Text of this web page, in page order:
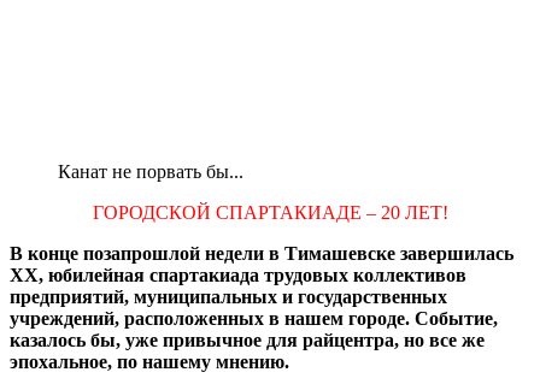
Канат не порвать бы...
ГОРОДСКОЙ СПАРТАКИАДЕ – 20 ЛЕТ!
В конце позапрошлой недели в Tимашевске завершилась
XX, юбилейная спартакиада трудовых коллективов
предприятий, муниципальных и государственных
учреждений, расположенных в нашем городе. Событие,
казалось бы, уже привычное для райцентра, но все же
эпохальное, по нашему мнению.